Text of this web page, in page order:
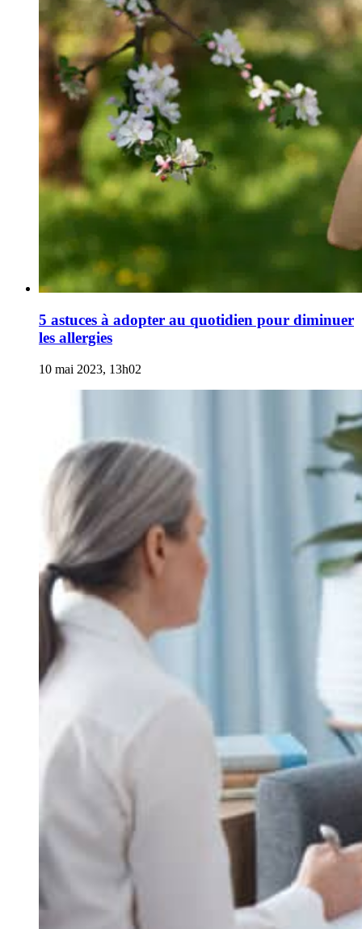
5 astuces à adopter au quotidien pour diminuer
les allergies
10 mai 2023, 13h02